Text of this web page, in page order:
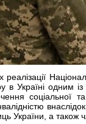
в Україні одним
соціальної
України, а також